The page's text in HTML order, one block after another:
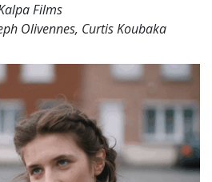
Films
Olivennes, Curtis Koubaka